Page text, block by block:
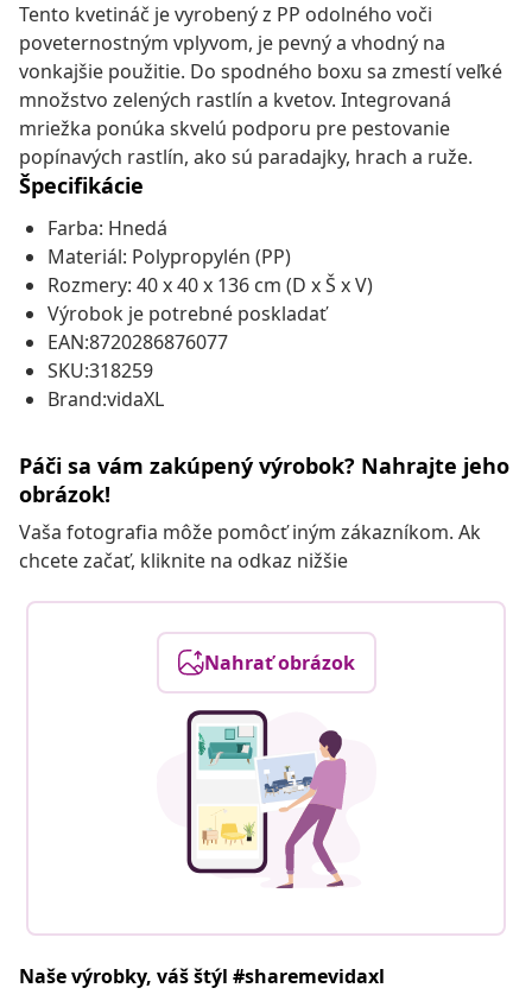
Tento kvetináč je vyrobený z PP odolného voči
poveternostným vplyvom, je pevný a vhodný na
vonkajšie použitie. Do spodného boxu sa zmestí veľké
množstvo zelených rastlín a kvetov. Integrovaná
mriežka ponúka skvelú podporu pre pestovanie
popínavých rastlín, ako sú paradajky, hrach a ruže.
Špecifikácie
Farba: Hnedá
Materiál: Polypropylén (PP)
Rozmery: 40 x 40 x 136 cm (D x Š x V)
Výrobok je potrebné poskladať
EAN:8720286876077
SKU:318259
Brand:vidaXL
Páči sa vám zakúpený výrobok? Nahrajte jeho
obrázok!
Vaša fotografia môže pomôcť iným zákazníkom. Ak
chcete začať, kliknite na odkaz nižšie
Nahrať obrázok
Naše výrobky, váš štýl #sharemevidaxl